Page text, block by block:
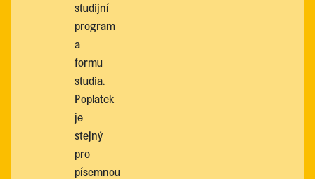
studijní
program
a
formu
studia.
Poplatek
je
stejný
pro
písemnou